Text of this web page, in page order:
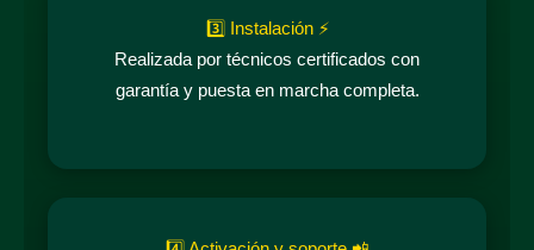
3️⃣ Instalación ⚡
Realizada por técnicos certificados con
garantía y puesta en marcha completa.